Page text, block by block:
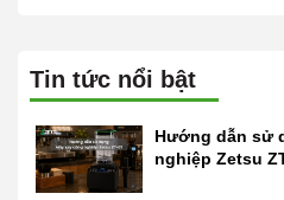
Tin tức nổi bật
Hướng dẫn sử
nghiệp Zetsu